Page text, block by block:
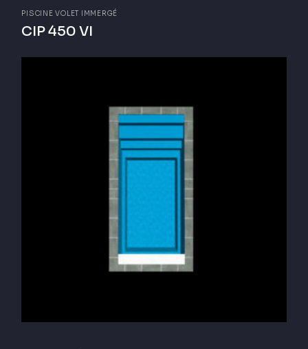
PISCINE VOLET IMMERGÉ
CIP 450 VI